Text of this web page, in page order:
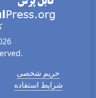
حریم شخصی
شرایط استفاده